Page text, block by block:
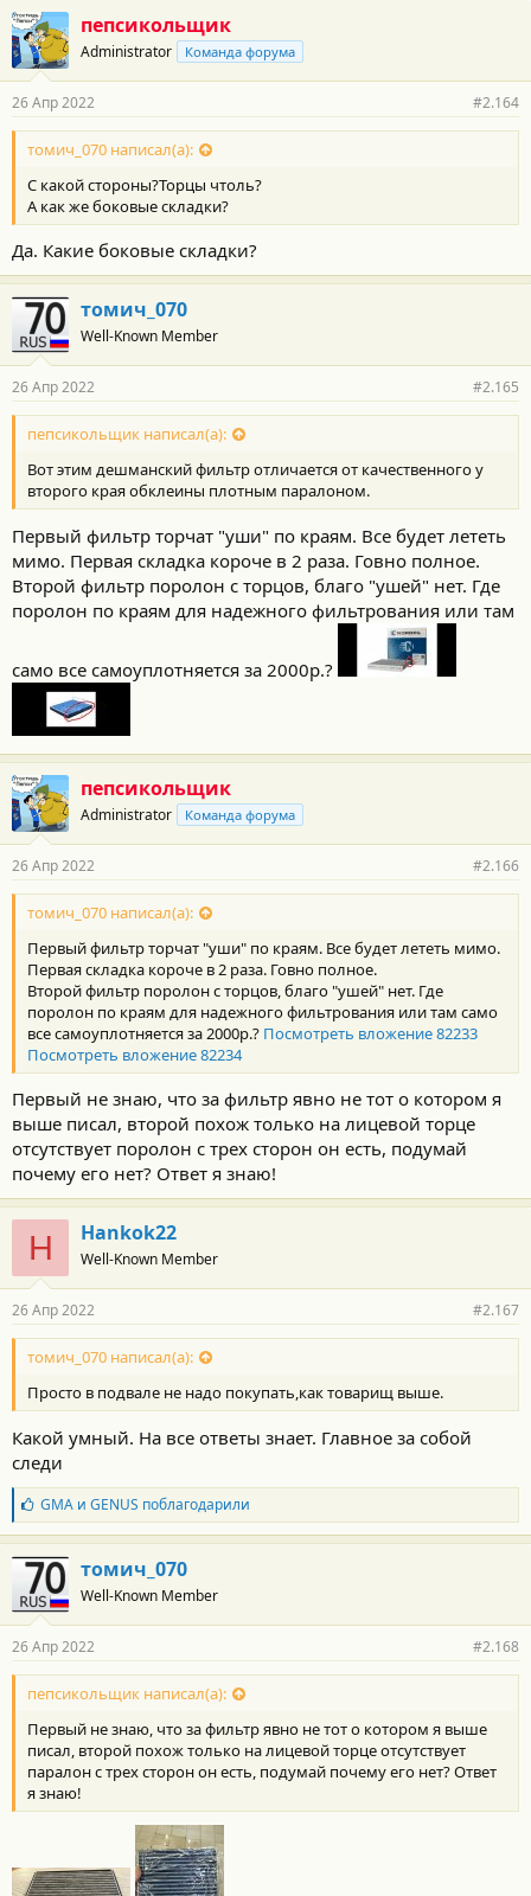
пепсикольщик
Administrator Команда форума
26 Апр 2022 #2.164
томич_070 написал(а):
С какой стороны?Торцы чтоль?
А как же боковые складки?
Да. Какие боковые складки?
томич_070
Well-Known Member
26 Апр 2022 #2.165
пепсикольщик написал(а):
Вот этим дешманский фильтр отличается от качественного у
второго края обклеины плотным паралоном.
Первый фильтр торчат "уши" по краям. Все будет лететь
мимо. Первая складка короче в 2 раза. Говно полное.
Второй фильтр поролон с торцов, благо "ушей" нет. Где
поролон по краям для надежного фильтрования или там
само все самоуплотняется за 2000р.?
пепсикольщик
Administrator Команда форума
26 Апр 2022 #2.166
томич_070 написал(а):
Первый фильтр торчат "уши" по краям. Все будет лететь мимо.
Первая складка короче в 2 раза. Говно полное.
Второй фильтр поролон с торцов, благо "ушей" нет. Где
поролон по краям для надежного фильтрования или там само
все самоуплотняется за 2000р.? Посмотреть вложение 82233
Посмотреть вложение 82234
Первый не знаю, что за фильтр явно не тот о котором я
выше писал, второй похож только на лицевой торце
отсутствует поролон с трех сторон он есть, подумай
почему его нет? Ответ я знаю!
H Hankok22
Well-Known Member
26 Апр 2022 #2.167
томич_070 написал(а):
Просто в подвале не надо покупать,как товарищ выше.
Какой умный. На все ответы знает. Главное за собой
следи
Б
л
а
г
о
д
а
н
о
с
и
:
GMAи GENUS поблагодарили
томич_070
Well-Known Member
26 Апр 2022 #2.168
пепсикольщик написал(а):
Первый не знаю, что за фильтр явно не тот о котором я выше
писал, второй похож только на лицевой торце отсутствует
паралон с трех сторон он есть, подумай почему его нет? Ответ
я знаю!